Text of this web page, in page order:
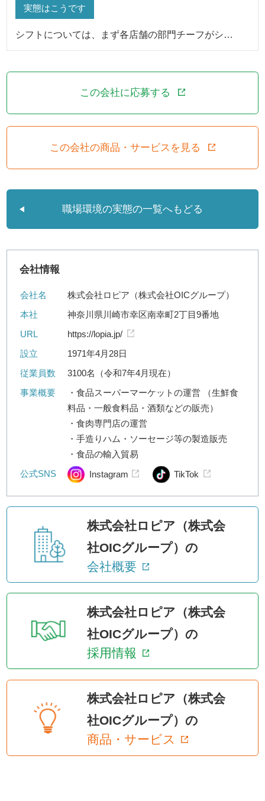
実態はこうです
シフトについては、まず各店舗の部門チーフがシ…
この会社に応募する
この会社の商品・サービスを見る
職場環境の実態の一覧へもどる
会社情報
会社名
株式会社ロピア（株式会社OICグループ）
本社
神奈川県川崎市幸区南幸町2丁目9番地
URL
https://lopia.jp/
設立
1971年4月28日
従業員数
3100名（令和7年4月現在）
事業概要
・食品スーパーマーケットの運営 （生鮮食
料品・一般食料品・酒類などの販売）
・食肉専門店の運営
・手造りハム・ソーセージ等の製造販売
・食品の輸入貿易
公式SNS
Instagram TikTok
株式会社ロピア（株式会
社OICグループ）の
会社概要
株式会社ロピア（株式会
社OICグループ）の
採用情報
株式会社ロピア（株式会
社OICグループ）の
商品・サービス